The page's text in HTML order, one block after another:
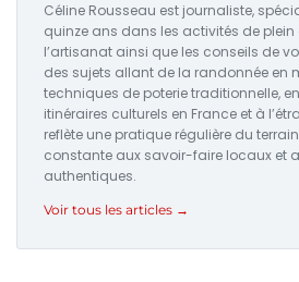
Céline Rousseau est journaliste,
quinze ans dans les activités de plein
l’artisanat ainsi que les conseils de
des sujets allant de la randonnée en
techniques de poterie traditionnelle,
itinéraires culturels en France et à
reflète une pratique régulière du
constante aux savoir-faire locaux et
authentiques.
Voir tous les articles →